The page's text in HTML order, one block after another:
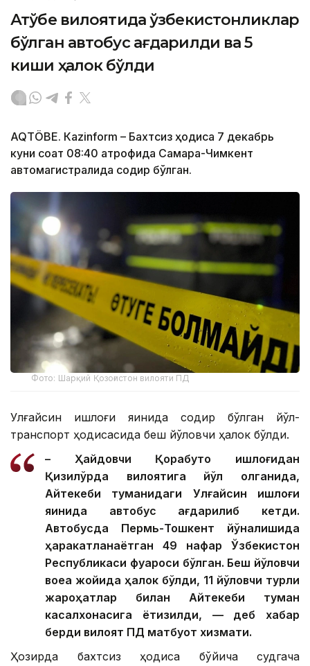
Ақтўбе вилоятида ўзбекистонликлар
бўлган автобус ағдарилди ва 5
киши ҳалок бўлди
AQTÖBE. Кazinform – Бахтсиз ҳодиса 7 декабрь
куни соат 08:40 атрофида Самара-Чимкент
автомагистралида содир бўлган.
Фото: Шарқий Қозоғистон вилояти ПД
Улғайсин қишлоғи яқинида содир бўлган йўл-
транспорт ҳодисасида беш йўловчи ҳалок бўлди.
– Ҳайдовчи Қорабутоқ қишлоғидан
Қизилўрда вилоятига йўл олганида,
Айтекеби туманидаги Улғайсин қишлоғи
яқинида автобус ағдарилиб кетди.
Автобусда Пермь-Тошкент йўналишида
ҳаракатланаётган 49 нафар Ўзбекистон
Республикаси фуқароси бўлган. Беш йўловчи
воқеа жойида ҳалок бўлди, 11 йўловчи турли
жароҳатлар билан Айтекеби туман
касалхонасига ётқизилди, — деб хабар
берди вилоят ПД матбуот хизмати.
Ҳозирда бахтсиз ҳодиса бўйича судгача